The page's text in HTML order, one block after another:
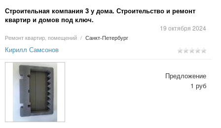
Строительная компания 3 у дома. Строительство и ремонт
квартир и домов под ключ.
19 октября 2024
Ремонт квартир, помещений / Санкт-Петербург
Кирилл Самсонов
Предложение
1 руб